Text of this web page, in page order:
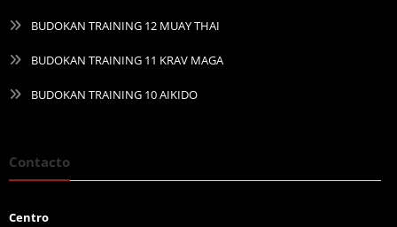
BUDOKAN TRAINING 12 MUAY THAI
BUDOKAN TRAINING 11 KRAV MAGA
BUDOKAN TRAINING 10 AIKIDO
Contacto
Centro